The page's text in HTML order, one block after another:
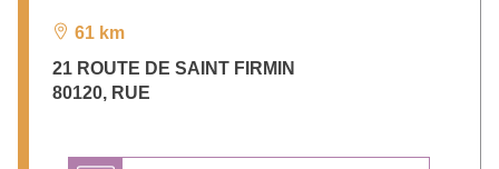
61 km
21 ROUTE DE SAINT FIRMIN
80120, RUE